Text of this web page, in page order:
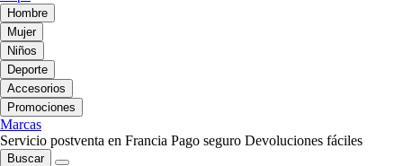
Hombre
Mujer
Niños
Deporte
Accesorios
Promociones
Marcas
Servicio postventa en Francia Pago seguro Devoluciones fáciles
Buscar